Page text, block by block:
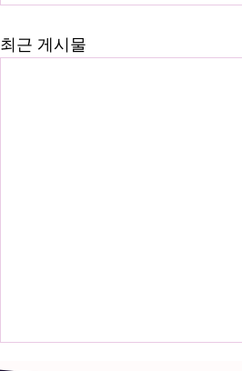
최근 게시물